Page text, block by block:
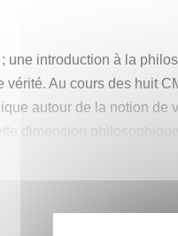
; une introduction à la
Au cours des huit
autour de la notion de
dimension
révolutions
moment historique,
de quels outils